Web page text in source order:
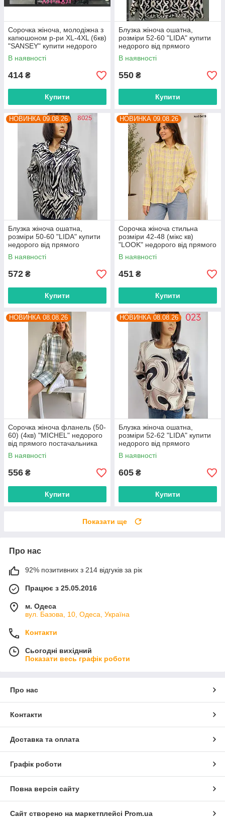
Сорочка жіноча, молодіжна з
капюшоном р-ри XL-4XL (6кв)
"SANSEY" купити недорого
від прямого постачальника
В наявності
414 ₴
Купити
Блузка жіноча ошатна,
розміри 52-60 "LIDA" купити
недорого від прямого
постачальника
В наявності
550 ₴
Купити
НОВИНКА 09.08.26
Блузка жіноча ошатна,
розміри 50-60 "LIDA" купити
недорого від прямого
постачальника
В наявності
572 ₴
Купити
НОВИНКА 09.08.26
Сорочка жіноча стильна
розміри 42-48 (мікс кв)
"LOOK" недорого від прямого
постачальника
В наявності
451 ₴
Купити
НОВИНКА 08.08.26
Сорочка жіноча фланель (50-
60) (4кв) "MICHEL" недорого
від прямого постачальника
В наявності
556 ₴
Купити
НОВИНКА 08.08.26
Блузка жіноча ошатна,
розміри 52-62 "LIDA" купити
недорого від прямого
постачальника
В наявності
605 ₴
Купити
Показати ще
Про нас
92% позитивних з 214 відгуків за рік
Працює з 25.05.2016
м. Одеса
вул. Базова, 10, Одеса, Україна
Контакти
Сьогодні вихідний
Показати весь графік роботи
Про нас
Контакти
Доставка та оплата
Графік роботи
Повна версія сайту
Сайт створено на маркетплейсі Prom.ua